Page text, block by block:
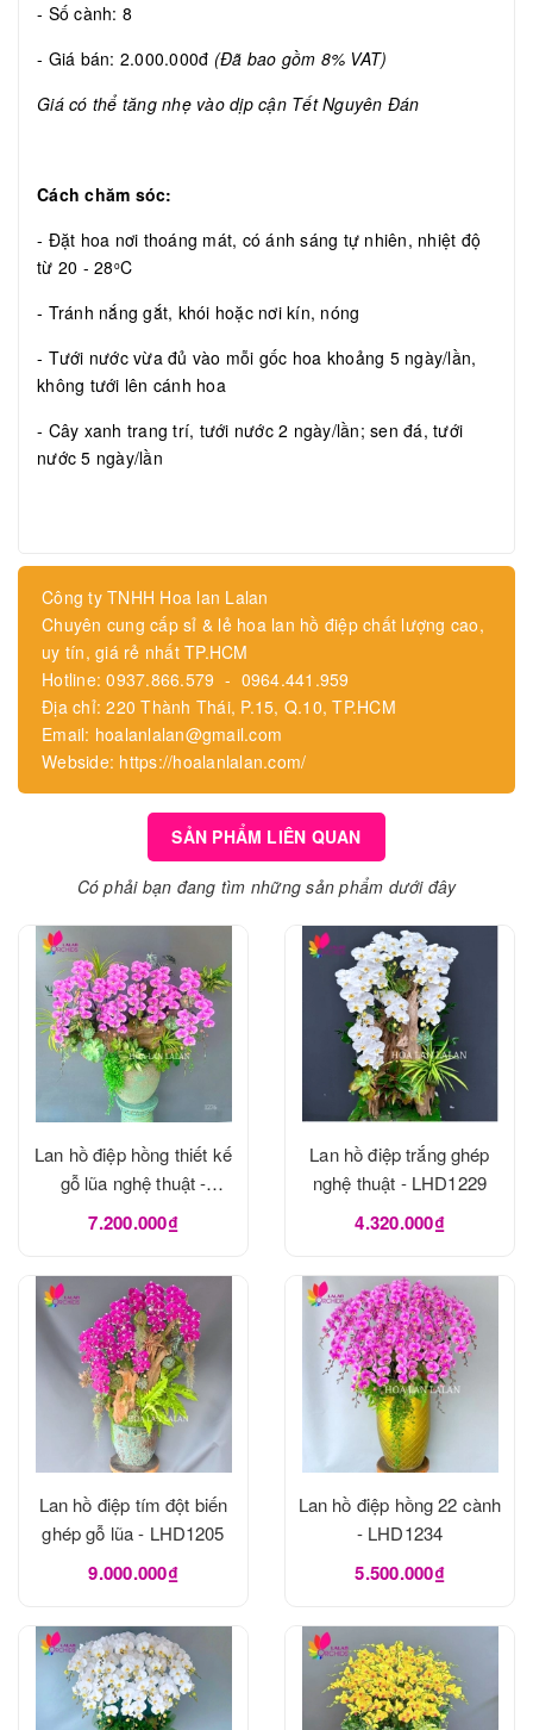
- Số cành: 8
- Giá bán: 2.000.000đ (Đã bao gồm 8% VAT)
Giá có thể tăng nhẹ vào dịp cận Tết Nguyên Đán
Cách chăm sóc:
- Đặt hoa nơi thoáng mát, có ánh sáng tự nhiên, nhiệt độ
từ 20 - 28oC
- Tránh nắng gắt, khói hoặc nơi kín, nóng
- Tưới nước vừa đủ vào mỗi gốc hoa khoảng 5 ngày/lần,
không tưới lên cánh hoa
- Cây xanh trang trí, tưới nước 2 ngày/lần; sen đá, tưới
nước 5 ngày/lần
Công ty TNHH Hoa lan Lalan
Chuyên cung cấp sỉ & lẻ hoa lan hồ điệp chất lượng cao,
uy tín, giá rẻ nhất TP.HCM
Hotline: 0937.866.579 - 0964.441.959
Địa chỉ: 220 Thành Thái, P.15, Q.10, TP.HCM
Email: hoalanlalan@gmail.com
Webside: https://hoalanlalan.com/
SẢN PHẨM LIÊN QUAN
Có phải bạn đang tìm những sản phẩm dưới đây
Lan hồ điệp hồng thiết kế
gỗ lũa nghệ thuật -
LHD1273
7.200.000₫
Lan hồ điệp trắng ghép
nghệ thuật - LHD1229
4.320.000₫
Lan hồ điệp tím đột biến
ghép gỗ lũa - LHD1205
9.000.000₫
Lan hồ điệp hồng 22 cành
- LHD1234
5.500.000₫